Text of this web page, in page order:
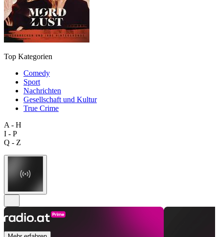
Top Kategorien
Comedy
Sport
Nachrichten
Gesellschaft und Kultur
True Crime
A - H
I - P
Q - Z